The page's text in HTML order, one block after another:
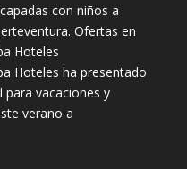
con niños a
Ofertas en
Hoteles
Hoteles ha presentado
vacaciones y
verano a